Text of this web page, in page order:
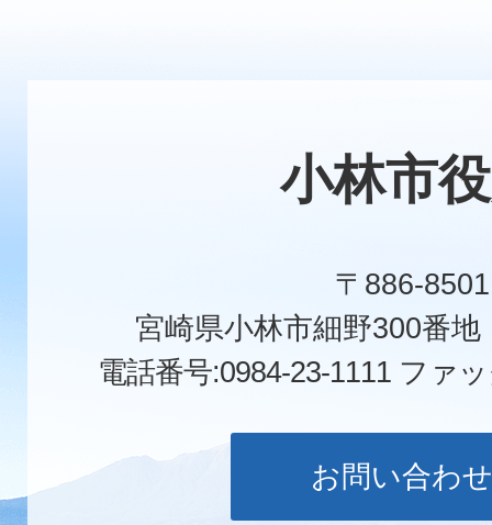
小林市
〒886-8501
宮崎県小林市細野300番
電話番号:0984-23-1111 ファ
お問い合わせ